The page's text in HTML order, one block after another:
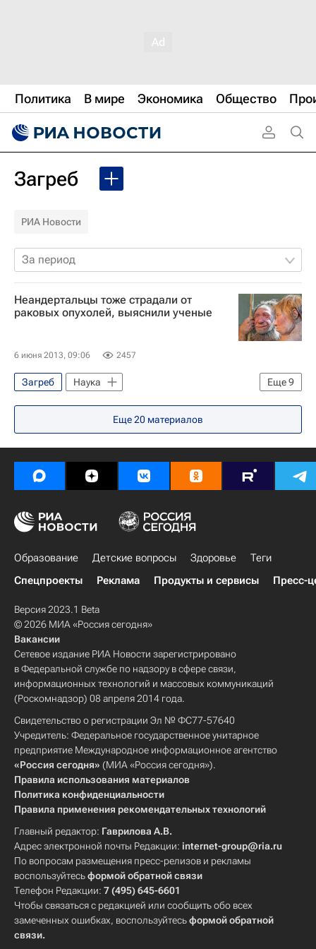
Политика В мире Экономика Общество
Загреб
РИА Новости
За период
Неандертальцы тоже страдали от
раковых опухолей, выяснили ученые
6 июня 2013, 09:06 2457
Еще9
Загреб
Наука
Открытия - РИА Наука
США
Хорватия
Европа
Америка
Весь мир
Северная Америка
Здоровье
Еще20 материалов
Образование Детские вопросы Здоровье
Теги
Спецпроекты
Реклама Продукты и сервисы Пресс-
Версия 2023.1 Beta
© 2026 МИА «Россия сегодня»
Вакансии
Сетевое издание РИА Новости зарегистрировано
в Федеральной службе по надзору в сфере связи,
информационных технологий и массовых коммуникаций
(Роскомнадзор) 08 апреля 2014 года.
Свидетельство о регистрации Эл № ФС77-57640
Учредитель: Федеральное государственное унитарное
предприятие Международное информационное агентство
«Россия сегодня» (МИА «Россия сегодня»).
Правила использования материалов
Политика конфиденциальности
Правила применения рекомендательных технологий
Главный редактор: Гаврилова А.В.
Адрес электронной почты Редакции: internet-group@ria.ru
По вопросам размещения пресс-релизов и рекламы
воспользуйтесьформой обратной связи
Телефон Редакции: 7 (495) 645-6601
Чтобы связаться с редакцией или сообщить обо всех
замеченных ошибках, воспользуйтесьформой обратной
связи.